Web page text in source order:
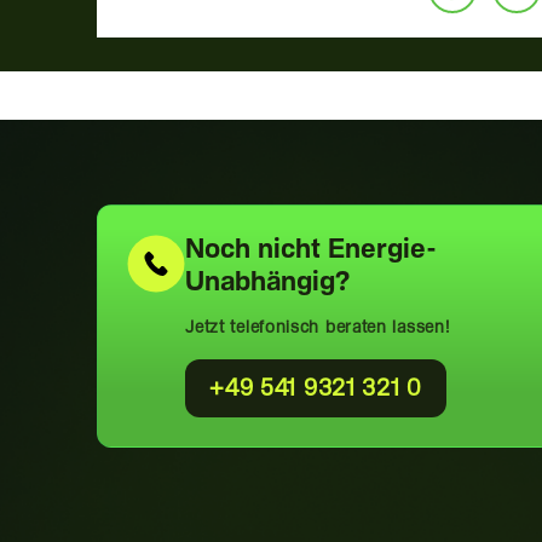
Noch nicht Energie-
Unabhängig?
Jetzt telefonisch beraten lassen!
+49 541 9321 321 0